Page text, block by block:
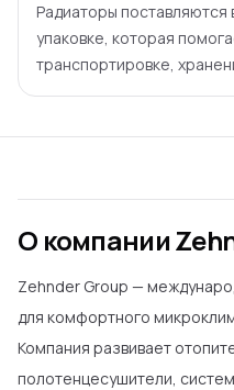
Радиаторы поставляются
упаковке, которая
транспортировке,
О компании
Zehnder Group —
для комфортного
Компания развивает
полотенцесушители,